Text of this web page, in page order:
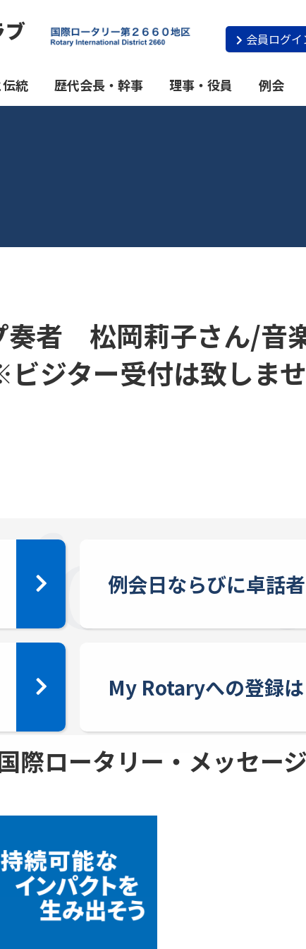
ブ 会員ログイ
統 歴代会長・幹事 理事・役員 例会
奏者 松岡莉子さん/音
ジター受付は致しませ
例会日ならびに卓話者
My Rotaryへの登録
際ロータリー・メッセージ